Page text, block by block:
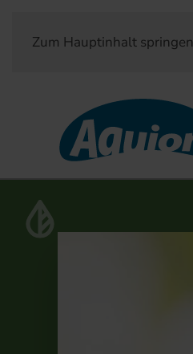
Zum Hauptinhalt springen
Partner-Login